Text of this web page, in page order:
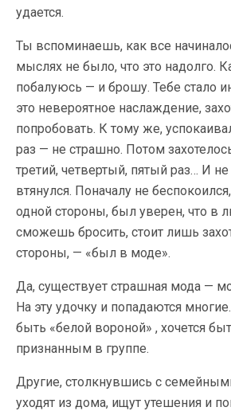
удается.
Ты вспоминаешь, как все
мыслях не было, что это надолго.
побалуюсь — и брошу. Тебе стало
это невероятное наслаждение,
попробовать. К тому же,
раз — не страшно. Потом
третий, четвертый, пятый раз… И
втянулся. Поначалу не
одной стороны, был уверен, что в
сможешь бросить, стоит лишь
стороны, — «был в моде».
Да, существует страшная мода —
На эту удочку и попадаются
быть «белой вороной» , хочется
признанным в группе.
Другие, столкнувшись с
уходят из дома, ищут утешения и